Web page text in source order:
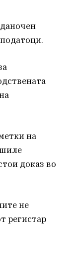
на
доказ во
не
регистар